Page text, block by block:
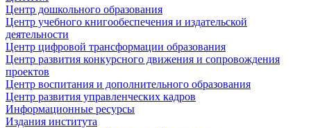
Центр дошкольного образования
Центр учебного книгообеспечения и издательской
деятельности
Центр цифровой трансформации образования
Центр развития конкурсного движения и сопровождения
проектов
Центр воспитания и дополнительного образования
Центр развития управленческих кадров
Информационные ресурсы
Издания института